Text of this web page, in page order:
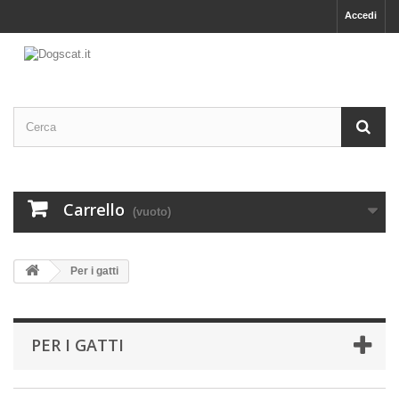
Accedi
Carrello (vuoto)
Per i gatti
PER I GATTI